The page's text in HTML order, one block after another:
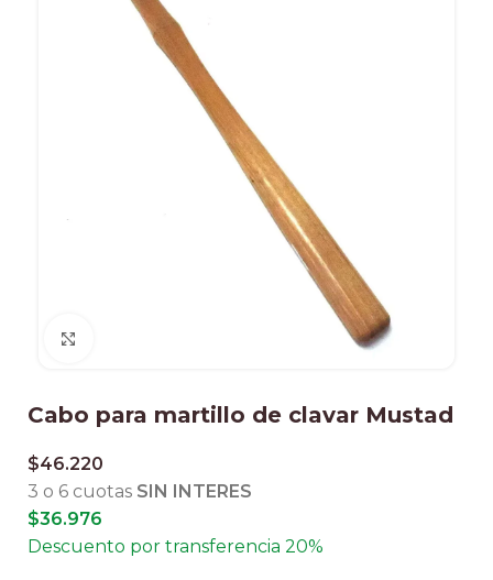
Cabo para martillo de clavar Mustad
$46.220
3 o 6 cuotas SIN INTERES
$36.976
Descuento por transferencia 20%